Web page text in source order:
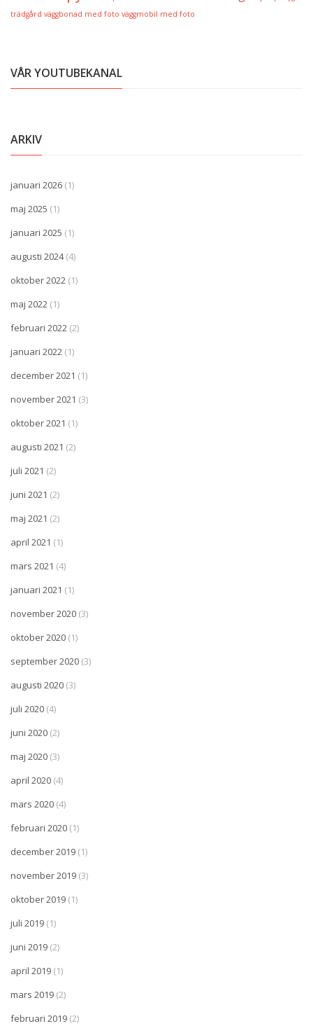
trädgård väggbonad med foto väggmobil med foto
VÅR YOUTUBEKANAL
ARKIV
januari 2026 (1)
maj 2025 (1)
januari 2025 (1)
augusti 2024(4)
oktober 2022 (1)
maj 2022 (1)
februari 2022 (2)
januari 2022 (1)
december 2021 (1)
november 2021 (3)
oktober 2021 (1)
augusti 2021 (2)
juli 2021 (2)
juni 2021 (2)
maj 2021 (2)
april 2021 (1)
mars 2021 (4)
januari 2021 (1)
november 2020 (3)
oktober 2020 (1)
september 2020 (3)
augusti 2020 (3)
juli 2020 (4)
juni 2020 (2)
maj 2020 (3)
april 2020 (4)
mars 2020 (4)
februari 2020 (1)
december 2019 (1)
november 2019 (3)
oktober 2019 (1)
juli 2019 (1)
juni 2019 (2)
april 2019 (1)
mars 2019 (2)
februari 2019 (2)